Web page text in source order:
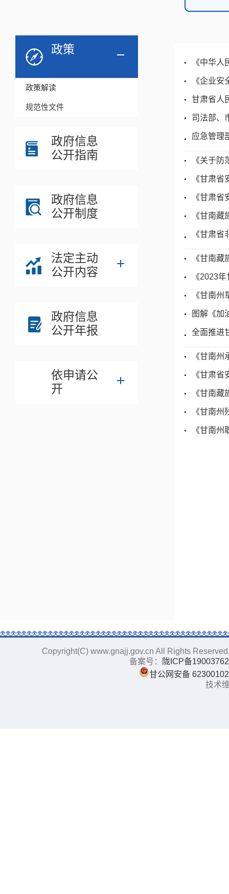
政策
政策解读
规范性文件
政府信息
公开指南
政府信息
公开制度
法定主动
公开内容
政府信息
公开年报
依申请公
开
《中华
《企业
甘肃省人
司法部、
应急管理
《关于
《甘肃
《甘肃
《甘南
《甘肃
《甘南
《​2023
《甘南
图解《加
全面推进
《甘南
《甘肃
《甘南
《甘南
《甘南
Copyright(C) www.gnajj.gov.cn All Rights
备案号：
陇ICP备
甘公网安备
技术